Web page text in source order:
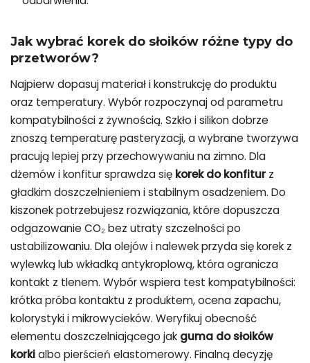
Jak wybrać korek do słoików różne typy do
przetworów?
Najpierw dopasuj materiał i konstrukcję do produktu
oraz temperatury. Wybór rozpoczynaj od parametru
kompatybilności z żywnością. Szkło i silikon dobrze
znoszą temperaturę pasteryzacji, a wybrane tworzywa
pracują lepiej przy przechowywaniu na zimno. Dla
dżemów i konfitur sprawdza się korek do konfiturz
gładkim doszczelnieniem i stabilnym osadzeniem. Do
kiszonek potrzebujesz rozwiązania, które dopuszcza
odgazowanie CO₂ bez utraty szczelności po
ustabilizowaniu. Dla olejów i nalewek przyda się korek z
wylewką lub wkładką antykroplową, która ogranicza
kontakt z tlenem. Wybór wspiera test kompatybilności:
krótka próba kontaktu z produktem, ocena zapachu,
kolorystyki i mikrowycieków. Weryfikuj obecność
elementu doszczelniającego jak guma do słoików
korkialbo pierścień elastomerowy. Finalną decyzję